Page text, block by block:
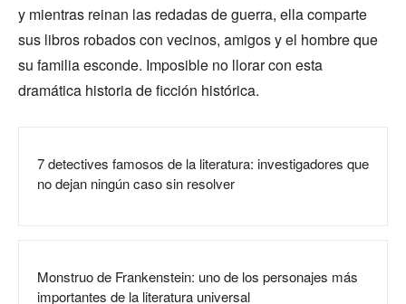
y mientras reinan las redadas de guerra, ella comparte
sus libros robados con vecinos, amigos y el hombre que
su familia esconde. Imposible no llorar con esta
dramática historia de ficción histórica.
7 detectives famosos de la literatura: investigadores que
no dejan ningún caso sin resolver
Monstruo de Frankenstein: uno de los personajes más
importantes de la literatura universal